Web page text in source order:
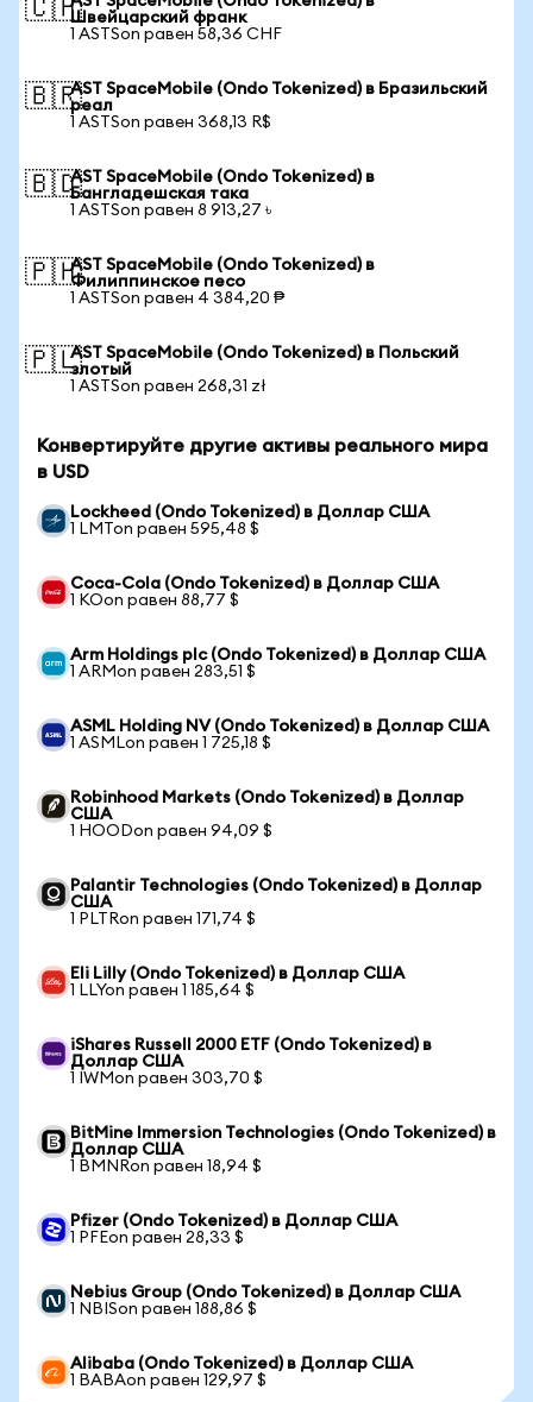
🇨🇭Швейцарский франк
1 ASTSon равен 58,36 CHF
🇧🇷AST SpaceMobile (Ondo Tokenized) в Бразильский
реал
1 ASTSon равен 368,13 R$
🇧🇩AST SpaceMobile (Ondo Tokenized) в
Бангладешская така
1 ASTSon равен 8 913,27 ৳
🇵🇭AST SpaceMobile (Ondo Tokenized) в
Филиппинское песо
1 ASTSon равен 4 384,20 ₱
🇵🇱AST SpaceMobile (Ondo Tokenized) в Польский
злотый
1 ASTSon равен 268,31 zł
Конвертируйте другие активы реального мира
в USD
Lockheed (Ondo Tokenized) в Доллар США
1 LMTon равен 595,48 $
Coca-Cola (Ondo Tokenized) в Доллар США
1 KOon равен 88,77 $
Arm Holdings plc (Ondo Tokenized) в Доллар США
1 ARMon равен 283,51 $
ASML Holding NV (Ondo Tokenized) в Доллар США
1 ASMLon равен 1 725,18 $
Robinhood Markets (Ondo Tokenized) в Доллар
США
1 HOODon равен 94,09 $
Palantir Technologies (Ondo Tokenized) в Доллар
США
1 PLTRon равен 171,74 $
Eli Lilly (Ondo Tokenized) в Доллар США
1 LLYon равен 1 185,64 $
iShares Russell 2000 ETF (Ondo Tokenized) в
Доллар США
1 IWMon равен 303,70 $
BitMine Immersion Technologies (Ondo Tokenized) в
Доллар США
1 BMNRon равен 18,94 $
Pfizer (Ondo Tokenized) в Доллар США
1 PFEon равен 28,33 $
Nebius Group (Ondo Tokenized) в Доллар США
1 NBISon равен 188,86 $
Alibaba (Ondo Tokenized) в Доллар США
1 BABAon равен 129,97 $